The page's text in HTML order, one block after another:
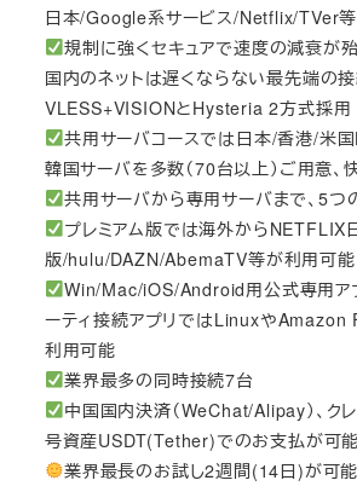
日本/Google系サービス/Netflix/TVer等
規制に強くセキュアで速度の減衰が
国内のネットは遅くならない最先端の
VLESS+VISIONとHysteria 2方式採用
共用サーバコースでは日本/香港/米
韓国サーバを多数（70台以上）ご用意
共用サーバから専用サーバまで、5つ
プレミアム版では海外からNETFLIX
版/hulu/DAZN/AbemaTV等が利用可能
Win/Mac/iOS/Android用公式専用ア
ーティ接続アプリではLinuxや
利用可能
業界最多の同時接続7台
中国国内決済（WeChat/Alipay）、ク
号資産USDT(Tether)でのお支払が可能
業界最長のお試し2週間(14日)が可能